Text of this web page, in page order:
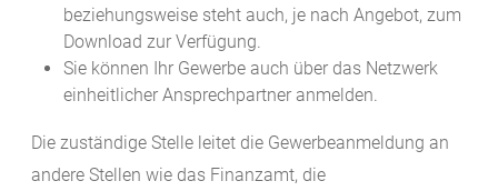
beziehungsweise steht auch, je nach Angebot, zum
Download zur Verfügung.
Sie können Ihr Gewerbe auch über das Netzwerk
einheitlicher Ansprechpartner anmelden.
Die zuständige Stelle leitet die Gewerbeanmeldung an
andere Stellen wie das Finanzamt, die